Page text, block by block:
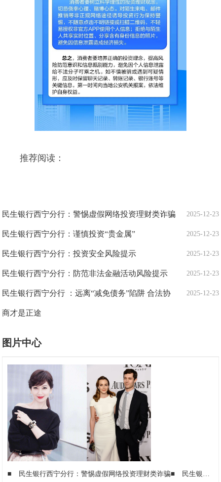
推荐阅读：
2025-12-23
民生银行西宁分行：警惕虚假网络投资理财类诈骗
2025-12-23
民生银行西宁分行：谨慎投资“贵金属”
2025-12-23
民生银行西宁分行：投资安全风险提示
2025-12-23
民生银行西宁分行：防范非法金融活动风险提示
2025-12-23
民生银行西宁分行 ：远离“减免债务”陷阱 合法协
商才是正途
图片中心
■ 民生银行西宁分行：警惕虚假网络投资理财类诈骗■ 民生银行西宁分行：谨慎投资“贵金属”